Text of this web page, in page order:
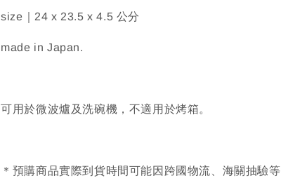
size｜24 x 23.5 x 4.5 公分
made in Japan.
可用於微波爐及洗碗機，不適用於烤箱。
＊預購商品實際到貨時間可能因跨國物流、海關抽驗